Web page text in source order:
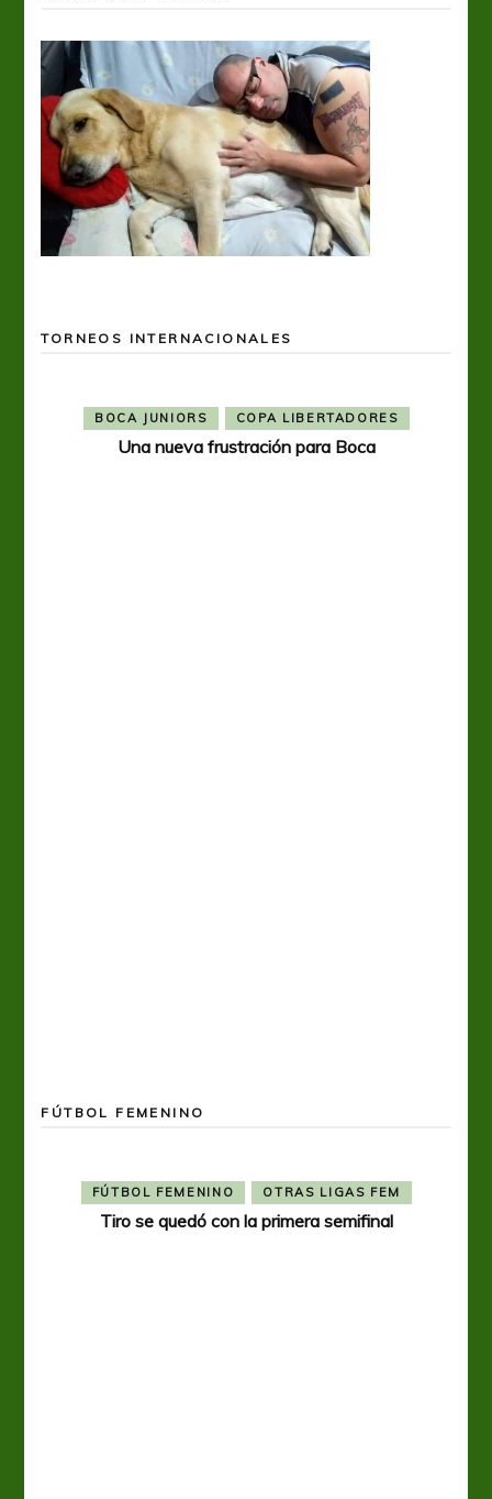
TORNEOS INTERNACIONALES
BOCA JUNIORS COPA LIBERTADORES
Una nueva frustración para Boca
FÚTBOL FEMENINO
FÚTBOL FEMENINO OTRAS LIGAS FEM
Tiro se quedó con la primera semifinal